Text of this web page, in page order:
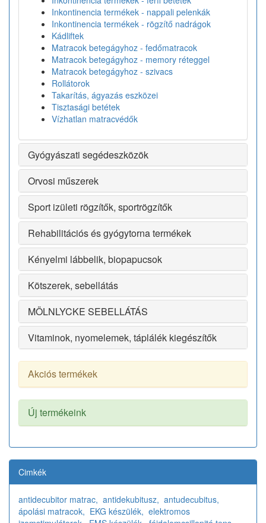
Inkontinencia termékek - nappali pelenkák
Inkontinencia termékek - rögzítő nadrágok
Kádliftek
Matracok betegágyhoz - fedőmatracok
Matracok betegágyhoz - memory réteggel
Matracok betegágyhoz - szivacs
Rollátorok
Takarítás, ágyazás eszközei
Tisztasági betétek
Vízhatlan matracvédők
Gyógyászati segédeszközök
Orvosi műszerek
Sport izületi rögzítők, sportrögzítők
Rehabilitációs és gyógytorna termékek
Kényelmi lábbelik, biopapucsok
Kötszerek, sebellátás
MÖLNLYCKE SEBELLÁTÁS
Vitaminok, nyomelemek, táplálék kiegészítők
Akciós termékek
Új termékeink
Cimkék
antidecubitor matrac, antidekubitusz, antudecubitus,
ápolási matracok, EKG készülék, elektromos